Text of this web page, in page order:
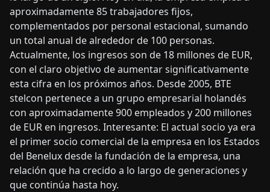
aproximadamente 85 trabajadores fijos,
complementados por personal estacional, sumando
un total anual de alrededor de 100 personas.
Actualmente, los ingresos son de 18 millones de EUR,
con el claro objetivo de aumentar significativamente
esta cifra en los próximos años. Desde 2005, BTE
stelcon pertenece a un grupo empresarial holandés
con aproximadamente 900 empleados y 200 millones
de EUR en ingresos. Interesante: El actual socio ya era
el primer socio comercial de la empresa en los Estados
del Benelux desde la fundación de la empresa, una
relación que ha crecido a lo largo de generaciones y
que continúa hasta hoy.